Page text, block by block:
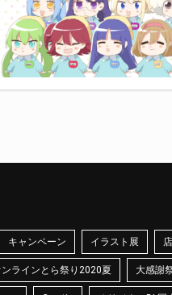
キャンペーン イラスト展
ラインとら祭り2020夏 大感謝